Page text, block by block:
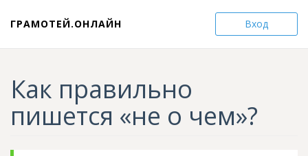
Вход
ГРАМОТЕЙ.ОНЛАЙН
Как правильно
пишется «не о чем»?